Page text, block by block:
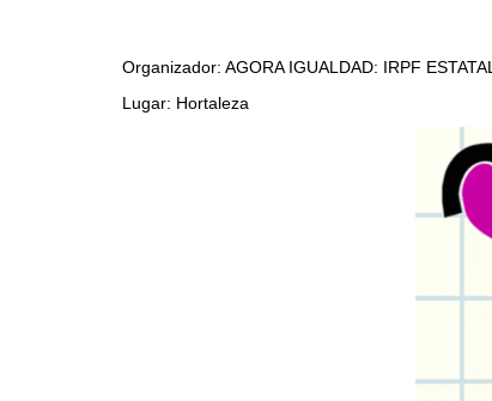
Organizador: AGORA IGUALDAD: IRPF ESTATAL
Lugar: Hortaleza